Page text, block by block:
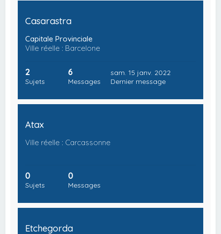
Casarastra
Capitale Provinciale
Ville réelle : Barcelone
2
Sujets
6
Messages
sam. 15 janv. 2022
Dernier message
Atax
Ville réelle : Carcassonne
0
Sujets
0
Messages
Etchegorda